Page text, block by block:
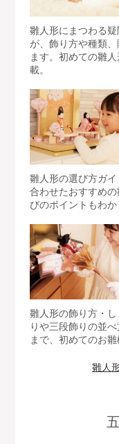
雛人形にまつわる疑
が、飾り方や種類
ます。初めての雛
載。
雛人形の選び方ガ
合わせたおすすめ
びのポイントもわか
雛人形の飾り方・
りや三段飾りの並
まで、初めてのお雛
雛人